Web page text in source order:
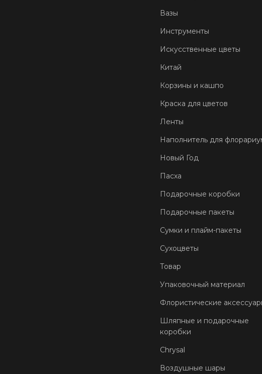
Вазы
Инструменты
Искусственные цветы
Китай
Корзины и кашпо
Краска для цветов
Ленты
Наполнитель для
Новый Год
Пасха
Подарочные коробки
Подарочные пакеты
Сумки и плайм-пакеты
Сухоцветы
Товар
Упаковочный материал
Флористические
Шляпные и подарочные
коробки
Chrysal
Воздушные шары